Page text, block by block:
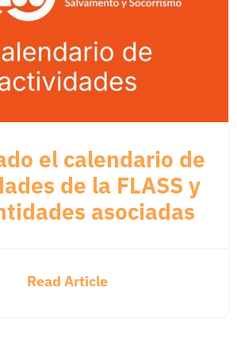
el calendario de
de la FLASS y
asociadas
Read Article